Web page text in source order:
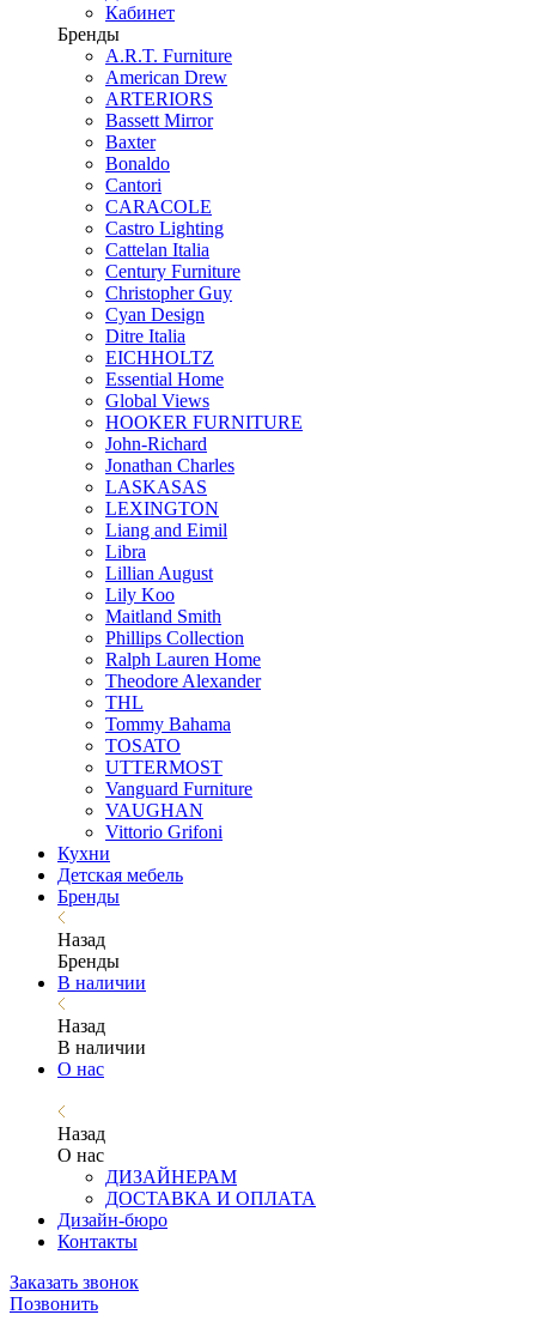
Кабинет
Бренды
A.R.T. Furniture
American Drew
ARTERIORS
Bassett Mirror
Baxter
Bonaldo
Cantori
CARACOLE
Castro Lighting
Cattelan Italia
Century Furniture
Christopher Guy
Cyan Design
Ditre Italia
EICHHOLTZ
Essential Home
Global Views
HOOKER FURNITURE
John-Richard
Jonathan Charles
LASKASAS
LEXINGTON
Liang and Eimil
Libra
Lillian August
Lily Koo
Maitland Smith
Phillips Collection
Ralph Lauren Home
Theodore Alexander
THL
Tommy Bahama
TOSATO
UTTERMOST
Vanguard Furniture
VAUGHAN
Vittorio Grifoni
Кухни
Детская мебель
Бренды
Назад
Бренды
В наличии
Назад
В наличии
О нас
Назад
О нас
ДИЗАЙНЕРАМ
ДОСТАВКА И ОПЛАТА
Дизайн-бюро
Контакты
Заказать звонок
Позвонить